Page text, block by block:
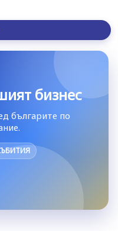
бизнес
българите по